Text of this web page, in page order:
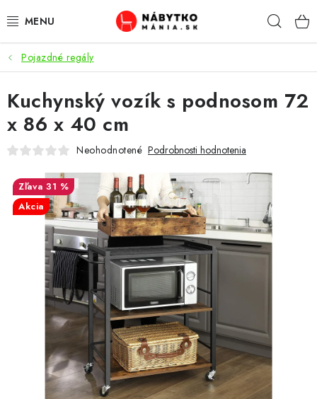
na
VÝPREDAJ
NOVINKY
OBÝVACIA IZBA
KUCHYŇA
SPÁĽŇA
PREDSIENE
PRACOVŇA / KANCELÁRIA
KÚPEĽŇA
DETSKÉ A ŠTUDENTSKÉ
DOPLNKY A DEKORÁCIE
Pojazdné regály
Kuchynský vozík s podnosom 72
x 86 x 40 cm
Neohodnotené Podrobnosti hodnotenia
31 %
Akcia